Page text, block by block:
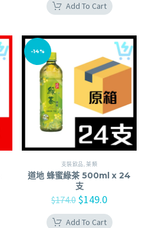
Add To Cart
-14%
支裝飲品 ,茶類
道地 蜂蜜綠茶 500ml x 24
支
$174.0 $149.0
Add To Cart